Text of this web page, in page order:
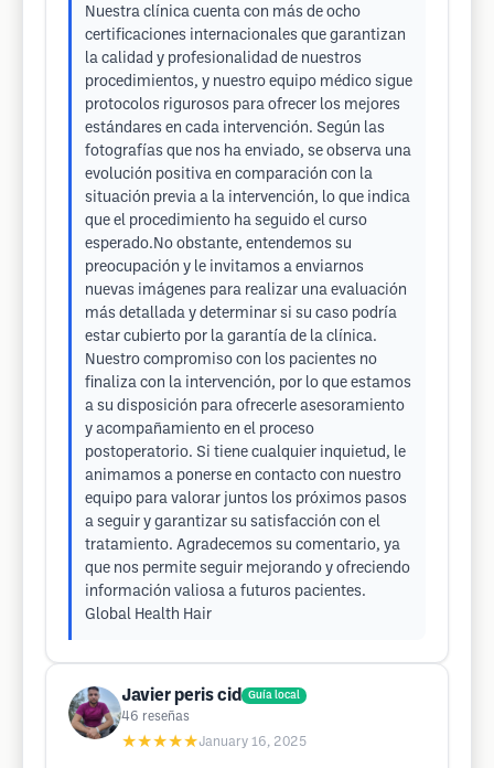
Nuestra clínica cuenta con más de ocho
certificaciones internacionales que garantizan
la calidad y profesionalidad de nuestros
procedimientos, y nuestro equipo médico sigue
protocolos rigurosos para ofrecer los mejores
estándares en cada intervención. Según las
fotografías que nos ha enviado, se observa una
evolución positiva en comparación con la
situación previa a la intervención, lo que indica
que el procedimiento ha seguido el curso
esperado.No obstante, entendemos su
preocupación y le invitamos a enviarnos
nuevas imágenes para realizar una evaluación
más detallada y determinar si su caso podría
estar cubierto por la garantía de la clínica.
Nuestro compromiso con los pacientes no
finaliza con la intervención, por lo que estamos
a su disposición para ofrecerle asesoramiento
y acompañamiento en el proceso
postoperatorio. Si tiene cualquier inquietud, le
animamos a ponerse en contacto con nuestro
equipo para valorar juntos los próximos pasos
a seguir y garantizar su satisfacción con el
tratamiento. Agradecemos su comentario, ya
que nos permite seguir mejorando y ofreciendo
información valiosa a futuros pacientes.
Global Health Hair
Javier peris cid Guía local
46 reseñas
★★★★★January 16, 2025